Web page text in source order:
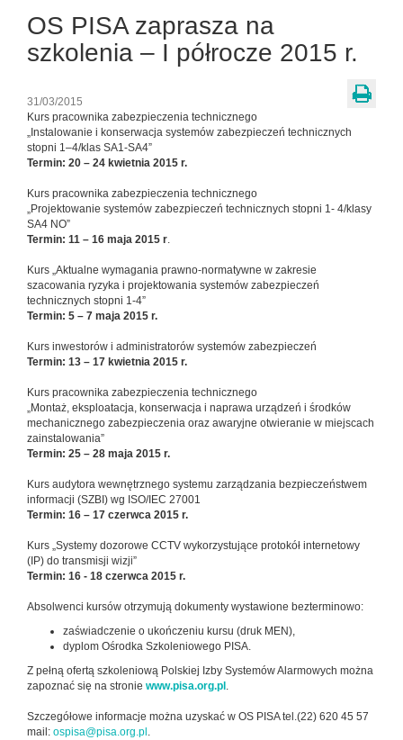
OS PISA zaprasza na
szkolenia – I półrocze 2015 r.
31/03/2015
Kurs pracownika zabezpieczenia technicznego
„Instalowanie i konserwacja systemów zabezpieczeń technicznych
stopni 1–4/klas SA1-SA4”
Termin: 20 – 24 kwietnia 2015 r.
Kurs pracownika zabezpieczenia technicznego
„Projektowanie systemów zabezpieczeń technicznych stopni 1- 4/klasy
SA4 NO”
Termin: 11 – 16 maja 2015 r.
Kurs „Aktualne wymagania prawno-normatywne w zakresie
szacowania ryzyka i projektowania systemów zabezpieczeń
technicznych stopni 1-4”
Termin: 5 – 7 maja 2015 r.
Kurs inwestorów i administratorów systemów zabezpieczeń
Termin: 13 – 17 kwietnia 2015 r.
Kurs pracownika zabezpieczenia technicznego
„Montaż, eksploatacja, konserwacja i naprawa urządzeń i środków
mechanicznego zabezpieczenia oraz awaryjne otwieranie w miejscach
zainstalowania”
Termin: 25 – 28 maja 2015 r.
Kurs audytora wewnętrznego systemu zarządzania bezpieczeństwem
informacji (SZBI) wg ISO/IEC 27001
Termin: 16 – 17 czerwca 2015 r.
Kurs „Systemy dozorowe CCTV wykorzystujące protokół internetowy
(IP) do transmisji wizji”
Termin: 16 - 18 czerwca 2015 r.
Absolwenci kursów otrzymują dokumenty wystawione bezterminowo:
zaświadczenie o ukończeniu kursu (druk MEN),
dyplom Ośrodka Szkoleniowego PISA.
Z pełną ofertą szkoleniową Polskiej Izby Systemów Alarmowych można
zapoznać się na stronie www.pisa.org.pl .
Szczegółowe informacje można uzyskać w OS PISA tel.(22) 620 45 57
mail: ospisa@pisa.org.pl .